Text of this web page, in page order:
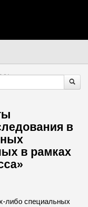
:34
в
в рамках
либо специальных